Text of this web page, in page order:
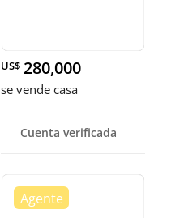
US$ 280,000
se vende casa
Cuenta verificada